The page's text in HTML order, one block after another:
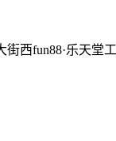
西fun88·乐天堂